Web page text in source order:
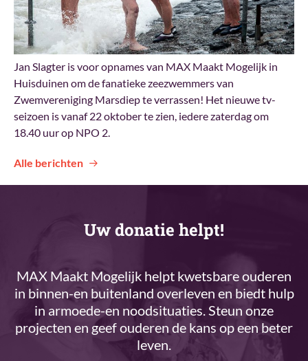
Jan Slagter is voor opnames van MAX Maakt Mogelijk in
Huisduinen om de fanatieke zeezwemmers van
Zwemvereniging Marsdiep te verrassen! Het nieuwe tv-
seizoen is vanaf 22 oktober te zien, iedere zaterdag om
18.40 uur op NPO 2.
Alle berichten
Uw donatie helpt!
MAX Maakt Mogelijk helpt kwetsbare ouderen
in binnen-en buitenland overleven en biedt hulp
in armoede-en noodsituaties. Steun onze
projecten en geef ouderen de kans op een beter
leven.